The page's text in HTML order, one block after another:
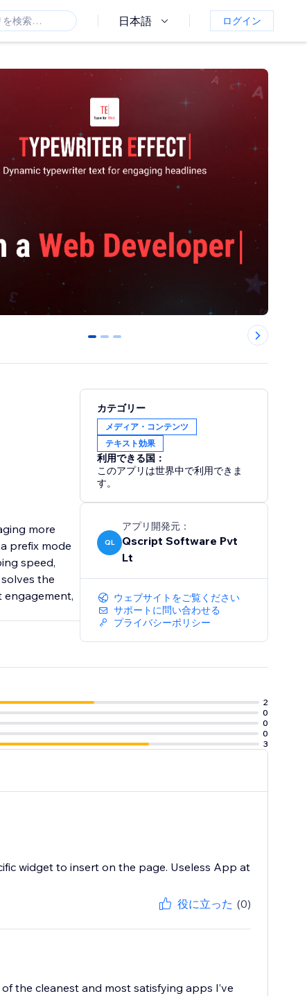
日本語 ログイン
0 1 2
more
prefix mode
speed,
the
engagement,
カテゴリー
メディア・コンテンツ
テキスト効果
利用できる国：
このアプリは世界中で利用できま
す。
QL
アプリ開発元：
Qscript Software Pvt
Lt
ウェブサイトをご覧ください
サポートに問い合わせる
プライバシーポリシー
2
0
0
0
3
widget to insert on the page. Useless App at
役に立った (0)
the cleanest and most satisfying apps I’ve